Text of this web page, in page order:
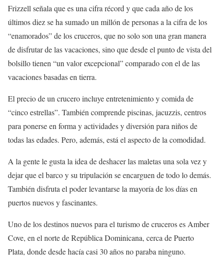
Frizzell señala que es una cifra récord y que cada año de los
últimos diez se ha sumado un millón de personas a la cifra de los
“enamorados” de los cruceros, que no solo son una gran manera
de disfrutar de las vacaciones, sino que desde el punto de vista del
bolsillo tienen “un valor excepcional” comparado con el de las
vacaciones basadas en tierra.
El precio de un crucero incluye entretenimiento y comida de
“cinco estrellas”. También comprende piscinas, jacuzzis, centros
para ponerse en forma y actividades y diversión para niños de
todas las edades. Pero, además, está el aspecto de la comodidad.
A la gente le gusta la idea de deshacer las maletas una sola vez y
dejar que el barco y su tripulación se encarguen de todo lo demás.
También disfruta el poder levantarse la mayoría de los días en
puertos nuevos y fascinantes.
Uno de los destinos nuevos para el turismo de cruceros es Amber
Cove, en el norte de República Dominicana, cerca de Puerto
Plata, donde desde hacía casi 30 años no paraba ninguno.